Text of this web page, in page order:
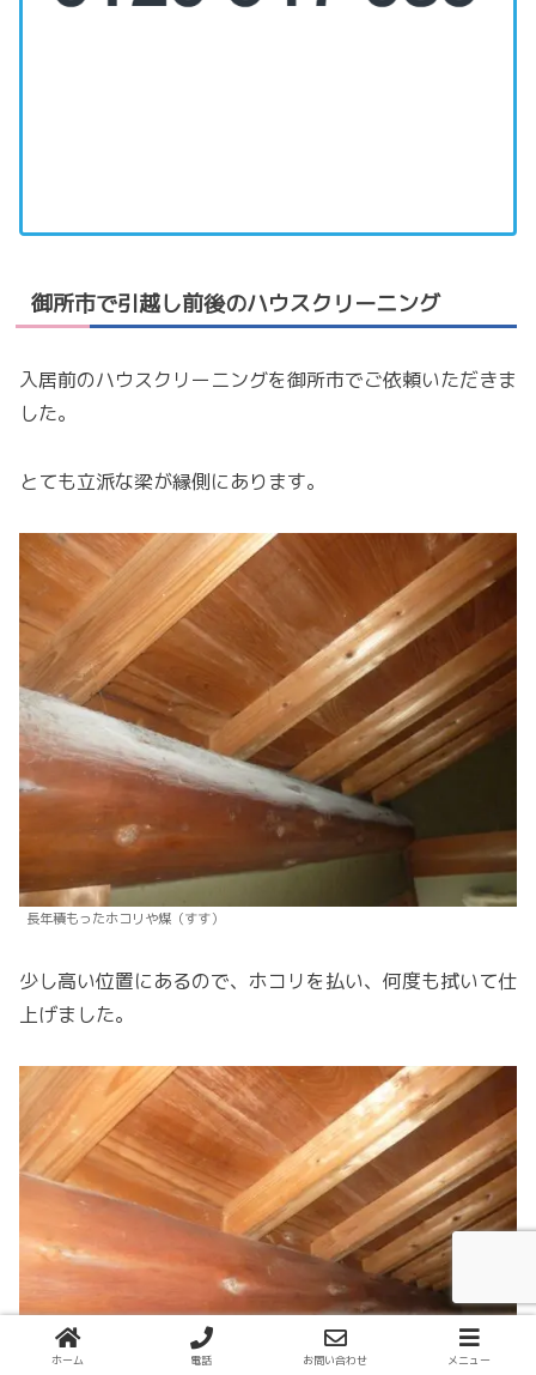
御所市で引越し前後のハウスクリーニング
入居前のハウスクリーニングを御所市でご依頼いただきま
した。
とても立派な梁が縁側にあります。
長年積もったホコリや煤（すす）
少し高い位置にあるので、ホコリを払い、何度も拭いて仕
上げました。
ホーム 電話 お問い合わせ メニュー